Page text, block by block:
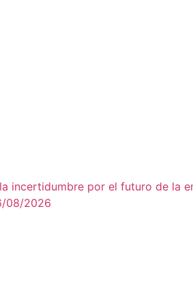
incertidumbre por el futuro de la
08/2026